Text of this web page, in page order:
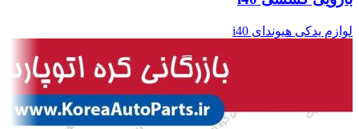
لوازم یدکی هیوندای i40